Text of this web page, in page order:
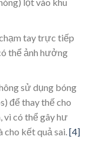
tay trực tiếp
thể ảnh hưởng
sử dụng bóng
để thay thế cho
vì có thể gây hư
cho kết quả sai.[4]